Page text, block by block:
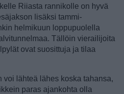
Riiasta rannikolle on hyvä
lisäksi tammi-
helmikuun loppupuolella
Tällöin vierailijoita
ovat suosittuja ja tilaa
voi lähteä lähes koska tahansa,
paras ajankohta olla